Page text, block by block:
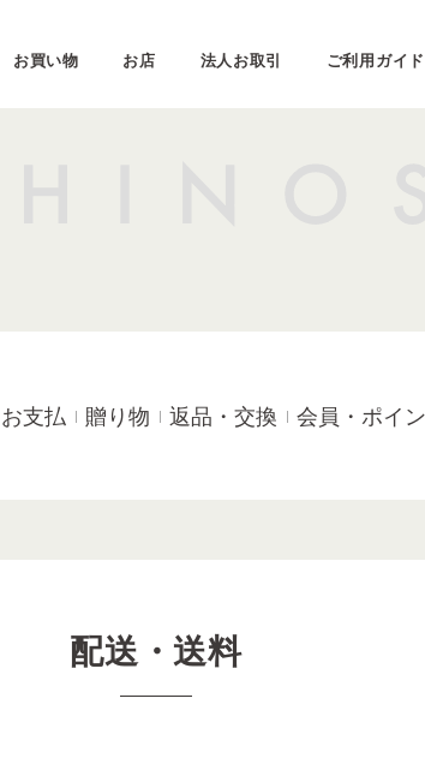
お買い物 お店 法人お取引 ご利用ガイド
お支払 贈り物 返品・交換 会員・ポイ
配送・送料